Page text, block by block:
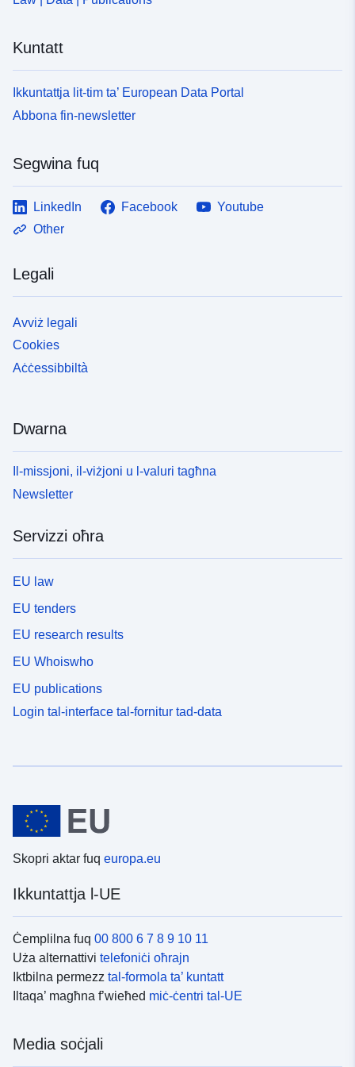
għall-abitanti u l-utenti kollha ta’ spazju pubbliku jew
privat, u li jippromwovi l-għajxien flimkien; il-
parteċipazzjoni fid-dinamiżmu ekonomiku u territorjali; —
adattament għat-tibdil fil-klima
Kuntatt
Ikkuntattja lit-tim ta’ European Data Portal
Abbona fin-newsletter
Segwina fuq
LinkedIn Facebook
Youtube
Other
Legali
Avviż legali
Cookies
Aċċessibbiltà
Dwarna
Il-missjoni, il-viżjoni u l-valuri tagħna
Newsletter
Servizzi oħra
EU law
EU tenders
EU research results
EU Whoiswho
EU publications
Login tal-interface tal-fornitur tad-data
Skopri aktar fuq europa.eu
Ikkuntattja l-UE
Ċemplilna fuq 00 800 6 7 8 9 10 11
Uża alternattivi telefoniċi oħrajn
Iktbilna permezz tal-formola ta’ kuntatt
Iltaqa’ magħna f’wieħed miċ-ċentri tal-UE
Media soċjali